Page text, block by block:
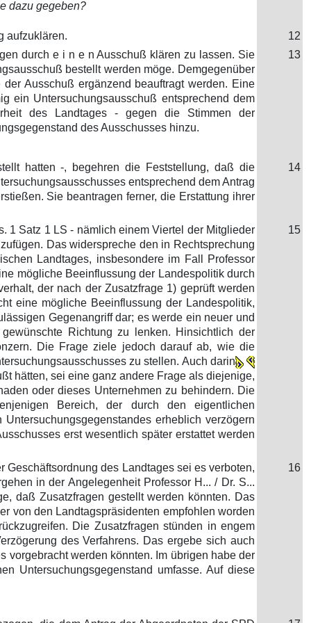
dazu gegeben?
aufzuklären.
12
durch e i n e n Ausschuß klären zu lassen. Sie
bestellt werden möge. Demgegenüber
Ausschuß ergänzend beauftragt werden. Eine
ein Untersuchungsausschuß entsprechend dem
des Landtages - gegen die Stimmen der
des Ausschusses hinzu.
13
hatten -, begehren die Feststellung, daß die
entsprechend dem Antrag
Sie beantragen ferner, die Erstattung ihrer
14
1 Satz 1 LS - nämlich einem Viertel der Mitglieder
Das widerspreche den in Rechtsprechung
Landtages, insbesondere im Fall Professor
mögliche Beeinflussung der Landespolitik durch
der nach der Zusatzfrage 1) geprüft werden
eine mögliche Beeinflussung der Landespolitik,
Gegenangriff dar; es werde ein neuer und
Richtung zu lenken. Hinsichtlich der
Die Frage ziele jedoch darauf ab, wie die
zu stellen. Auch darin
hätten, sei eine ganz andere Frage als diejenige,
oder dieses Unternehmen zu behindern. Die
Bereich, der durch den eigentlichen
erheblich verzögern
erst wesentlich später erstattet werden
15
des Landtages sei es verboten,
in der Angelegenheit Professor H... / Dr. S...
daß Zusatzfragen gestellt werden könnten. Das
von den Landtagspräsidenten empfohlen worden
Die Zusatzfragen stünden in engem
des Verfahrens. Das ergebe sich auch
vorgebracht werden könnten. Im übrigen habe der
Untersuchungsgegenstand umfasse. Auf diese
16